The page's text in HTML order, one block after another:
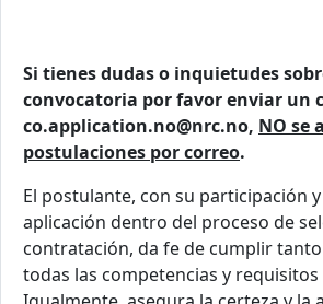
Si tienes dudas o inquietudes
convocatoria por favor enviar un
co.application.no@nrc.no, NO se
postulaciones por correo.
El postulante, con su participación
aplicación dentro del proceso de
contratación, da fe de cumplir
todas las competencias y